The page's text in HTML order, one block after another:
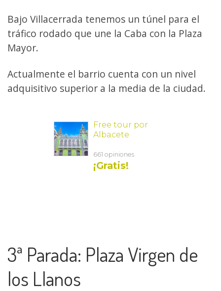
Bajo Villacerrada tenemos un túnel para el
tráfico rodado que une la Caba con la Plaza
Mayor.
Actualmente el barrio cuenta con un nivel
adquisitivo superior a la media de la ciudad.
3ª Parada: Plaza Virgen de
los Llanos